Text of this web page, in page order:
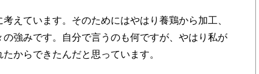
えています。そのためにはやはり養鶏から加工、
強みです。自分で言うのも何ですが、やはり私が
からできたんだと思っています。